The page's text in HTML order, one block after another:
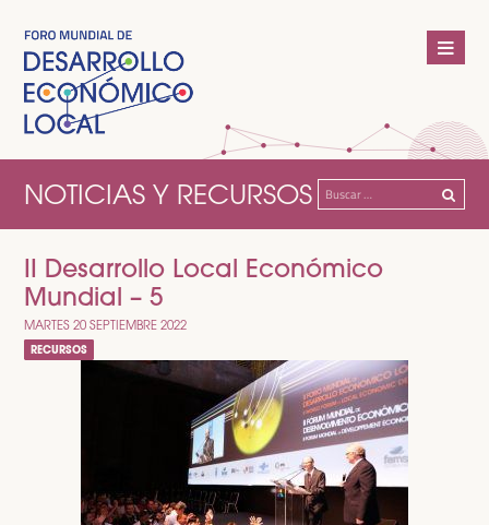
NOTICIAS Y RECURSOS Buscar:
II Desarrollo Local Económico
Mundial – 5
MARTES 20 SEPTIEMBRE 2022
RECURSOS